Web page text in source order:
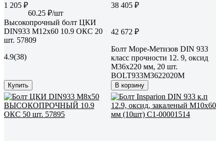
1 205 ₽
60.25 ₽/шт
Высокопрочный болт ЦКИ
DIN933 М12х60 10.9 ОКС 20
шт. 57809
4.9(38)
Купить
38 405 ₽
42 672 ₽
Болт Море-Метизов DIN 933
класс прочности 12. 9, оксид
M36x220 мм, 20 шт.
BOLT933M3622020M
В корзину